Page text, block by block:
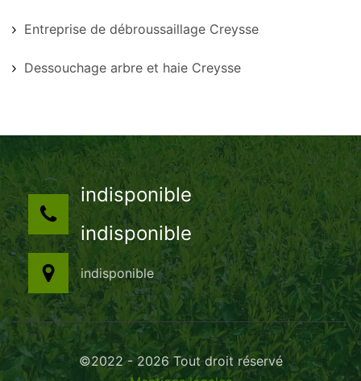
Entreprise de débroussaillage Creysse
Dessouchage arbre et haie Creysse
indisponible
indisponible
indisponible
©2022 - 2026 Tout droit réservé